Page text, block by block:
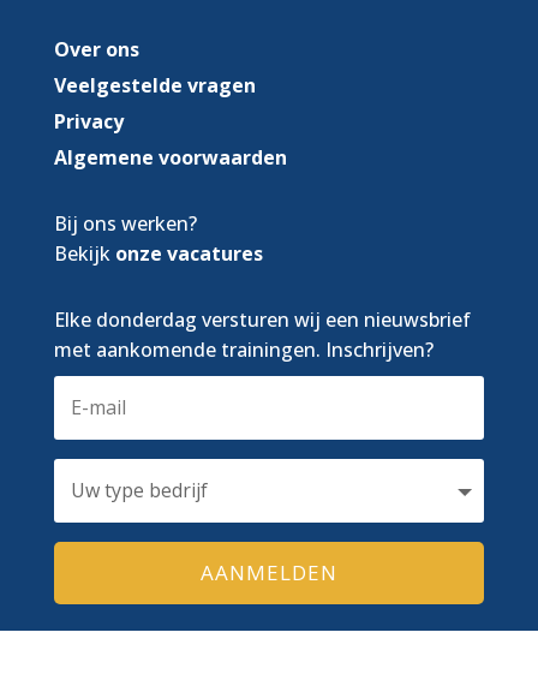
Over ons
Veelgestelde vragen
Privacy
Algemene voorwaarden
Bij ons werken?
Bekijk onze vacatures
Elke donderdag versturen wij een nieuwsbrief
met aankomende trainingen. Inschrijven?
AANMELDEN